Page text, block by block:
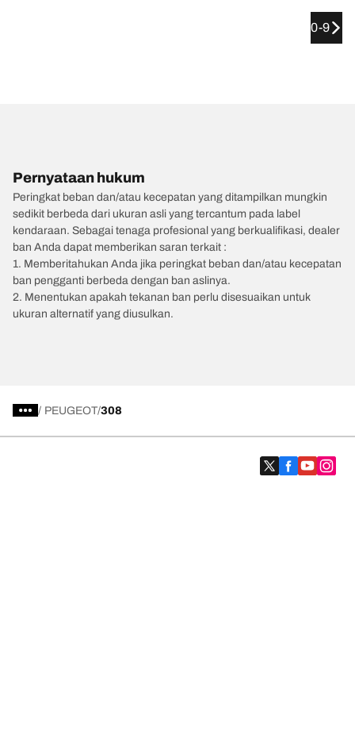
0-9
Pernyataan hukum
Peringkat beban dan/atau kecepatan yang ditampilkan mungkin
sedikit berbeda dari ukuran asli yang tercantum pada label
kendaraan. Sebagai tenaga profesional yang berkualifikasi, dealer
ban Anda dapat memberikan saran terkait :
1. Memberitahukan Anda jika peringkat beban dan/atau kecepatan
ban pengganti berbeda dengan ban aslinya.
2. Menentukan apakah tekanan ban perlu disesuaikan untuk
ukuran alternatif yang diusulkan.
/ PEUGEOT 308